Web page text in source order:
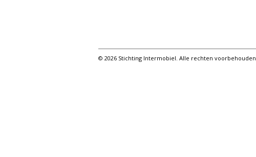
© 2026 Stichting Intermobiel. Alle rechten voorbehouden